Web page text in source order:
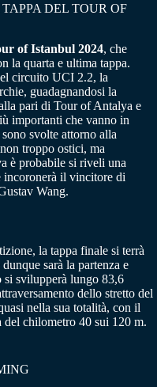
DEL TOUR OF
of Istanbul 2024, che
la quarta e ultima tappa.
circuito UCI 2.2, la
guadagnandosi la
pari di Tour of Antalya e
importanti che vanno in
svolte attorno alla
troppo ostici, ma
è probabile si riveli una
il vincitore di
Wang.
la tappa finale si terrà
sarà la partenza e
si svilupperà lungo 83,6
dello stretto del
nella sua totalità, con il
chilometro 40 sui 120 m.